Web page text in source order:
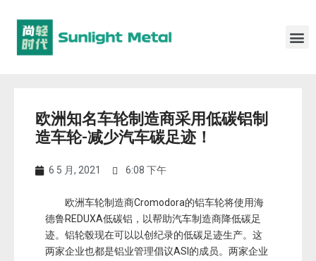
欧洲知名车轮制造商采用低碳铝制
造车轮-减少汽车碳足迹！
6 5 月, 2021 6:08 下午
欧洲车轮制造商Cromodora的铝车轮将使用海
德鲁REDUXA低碳铝，以帮助汽车制造商降低碳足
迹。铝轮毂现在可以以创纪录的低碳足迹生产。这
两家企业也都是铝业管理倡议ASI的成员。两家企业